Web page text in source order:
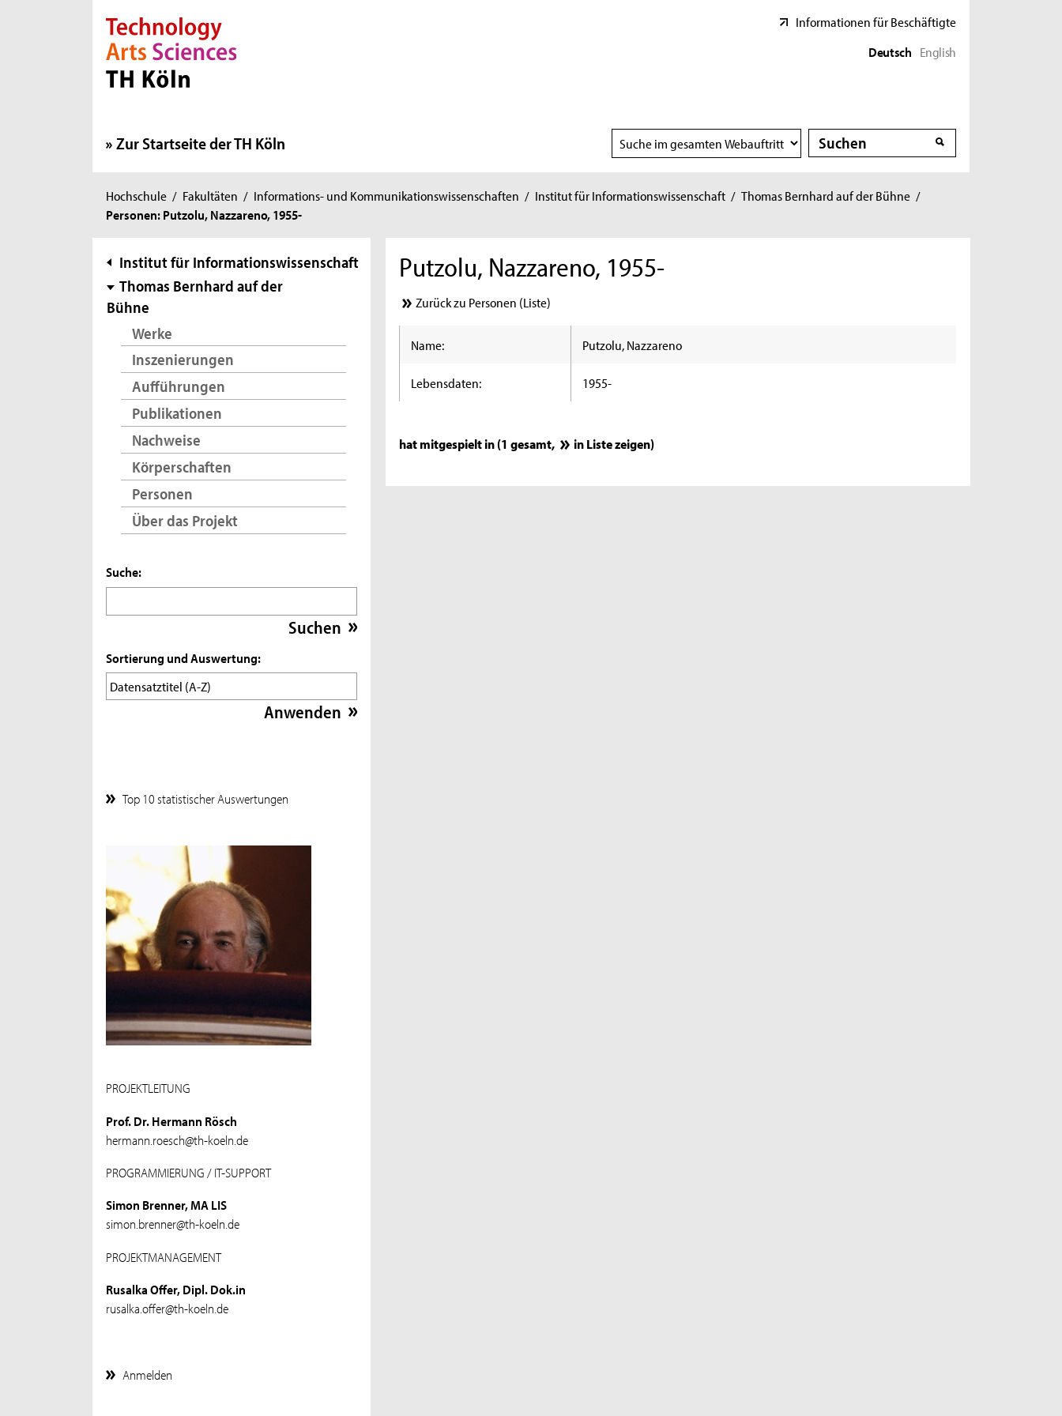
Direkt zur Hauptnavigation
Direkt zur Subnavigation
Direkt zum Inhalt
Direkt zum Fußbereich
Informationen für Beschäftigte
Deutsch English
Zur Startseite der TH Köln
Suchbereich
wählen
Suche
Suche
Sie
sind
Hochschule / Fakultäten / Informations- und Kommunikationswissenschaften / Institut für Informationswissenschaft / Thomas Bernhard auf der Bühne /
Personen: Putzolu, Nazzareno, 1955-
Subnavigation
Institut für Informationswissenschaft
Thomas Bernhard auf der
Bühne
Werke
Inszenierungen
Aufführungen
Publikationen
Nachweise
Körperschaften
Personen
Über das Projekt
Suche:
Sortierung und Auswertung:
Top 10 statistischer Auswertungen
PROJEKTLEITUNG
Prof. Dr. Hermann Rösch
hermann.roesch@th-koeln.de
PROGRAMMIERUNG / IT-SUPPORT
Simon Brenner, MA LIS
simon.brenner@th-koeln.de
PROJEKTMANAGEMENT
Rusalka Offer, Dipl. Dok.in
rusalka.offer@th-koeln.de
Anmelden
Putzolu, Nazzareno, 1955-
Zurück zu Personen (Liste)
Name: Putzolu, Nazzareno
Lebensdaten: 1955-
hat mitgespielt in (1 gesamt, in Liste zeigen)